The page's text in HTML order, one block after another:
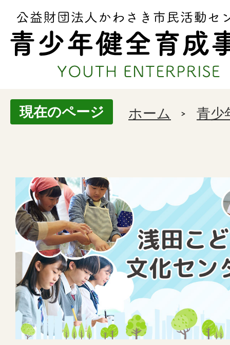
現在のページ ホーム 青少
田
こ
ど
も
文
化